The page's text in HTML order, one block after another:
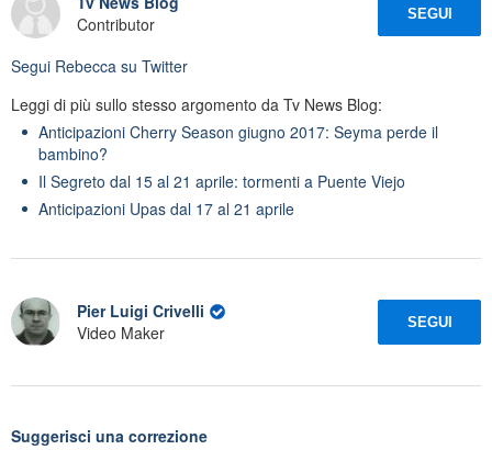
Contributor
SEGUI
Segui Rebecca su Twitter
Leggi di più sullo stesso argomento da Tv News Blog:
Anticipazioni Cherry Season giugno 2017: Seyma perde il
bambino?
Il Segreto dal 15 al 21 aprile: tormenti a Puente Viejo
Anticipazioni Upas dal 17 al 21 aprile
Pier Luigi Crivelli
Video Maker
SEGUI
Suggerisci una correzione